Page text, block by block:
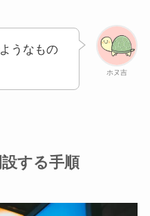
ホヌ吉
うなもの
する手順